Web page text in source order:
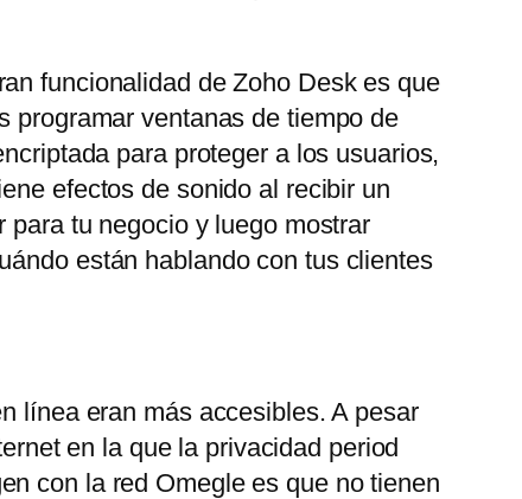
funcionalidad de Zoho Desk es que
programar ventanas de tiempo de
para proteger a los usuarios,
efectos de sonido al recibir un
tu negocio y luego mostrar
están hablando con tus clientes
línea eran más accesibles. A pesar
en la que la privacidad period
con la red Omegle es que no tienen